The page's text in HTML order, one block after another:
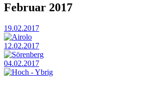
Februar 2017
19.02.2017
Airolo
12.02.2017
Sörenberg
04.02.2017
Hoch - Ybrig